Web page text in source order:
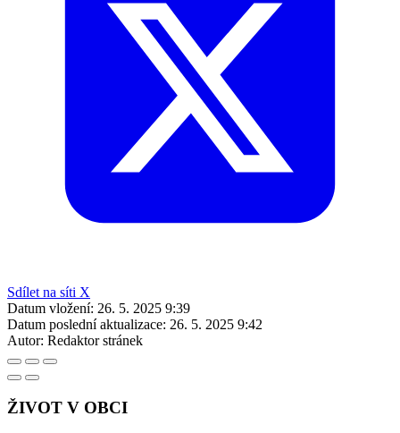
Sdílet na síti X
Datum vložení: 26. 5. 2025 9:39
Datum poslední aktualizace: 26. 5. 2025 9:42
Autor: Redaktor stránek
ŽIVOT V OBCI